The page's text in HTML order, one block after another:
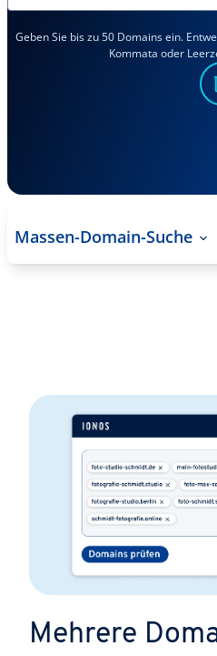
Geben Sie bis zu 50 Domains ein.
Kommata oder
Massen-Domain-Suche
Mehrere